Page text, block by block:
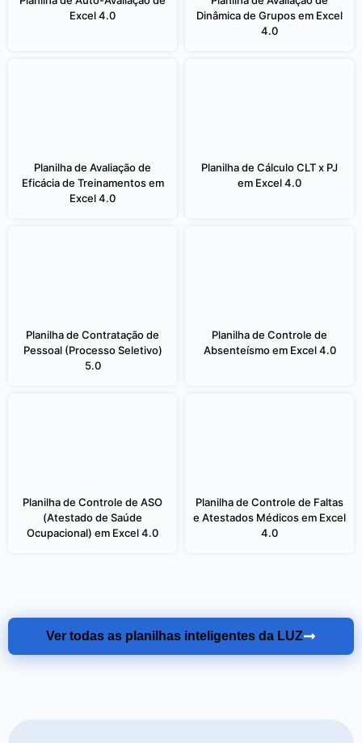
Excel 4.0
Dinâmica de Grupos em Excel
4.0
Planilha de Avaliação de
Eficácia de Treinamentos em
Excel 4.0
Planilha de Cálculo CLT x PJ
em Excel 4.0
Planilha de Contratação de
Pessoal (Processo Seletivo)
5.0
Planilha de Controle de
Absenteísmo em Excel 4.0
Planilha de Controle de ASO
(Atestado de Saúde
Ocupacional) em Excel 4.0
Planilha de Controle de Faltas
e Atestados Médicos em Excel
4.0
Ver todas as planilhas inteligentes da LUZ